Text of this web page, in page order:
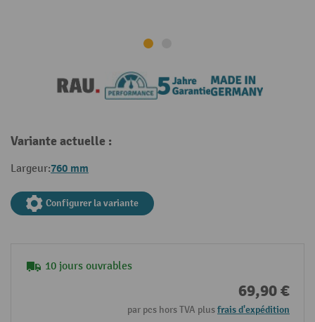
Variante actuelle :
Largeur:760 mm
Configurer la variante
10 jours ouvrables
69,90 €
par pcs hors TVA plusfrais d'expédition